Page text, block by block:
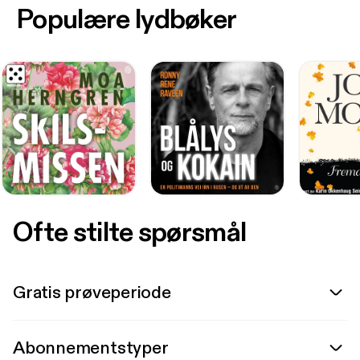
Populære lydbøker
Ofte stilte spørsmål
Gratis prøveperiode
Abonnementstyper